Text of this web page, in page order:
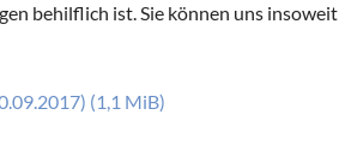
behilflich ist. Sie können uns insoweit
(1,1 MiB)